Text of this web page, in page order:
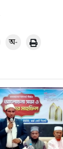
অ-